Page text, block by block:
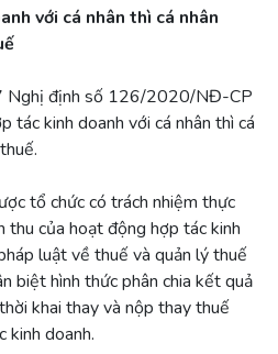
với cá nhân thì cá nhân
Nghị định số 126/2020/NĐ-CP
tác kinh doanh với cá nhân thì cá
tổ chức có trách nhiệm thực
thu của hoạt động hợp tác kinh
luật về thuế và quản lý thuế
biệt hình thức phân chia kết quả
khai thay và nộp thay thuế
kinh doanh.